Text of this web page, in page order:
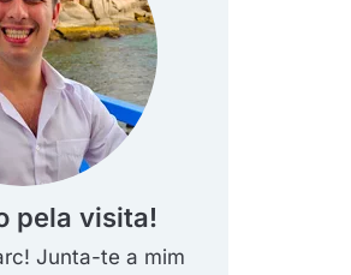
pela visita!
Junta-te a mim